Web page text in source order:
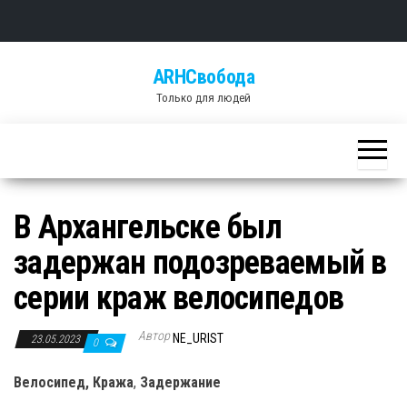
ARHСвобода
Только для людей
В Архангельске был
задержан подозреваемый в
серии краж велосипедов
23.05.2023 0 Автор NE_URIST
Велосипед, Кража, Задержание